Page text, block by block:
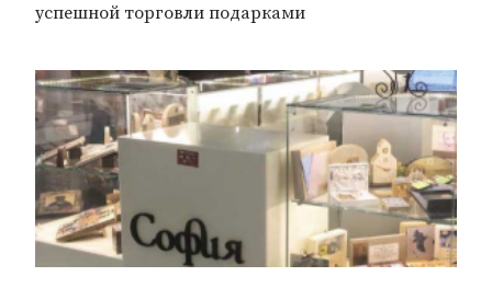
успешной торговли подарками